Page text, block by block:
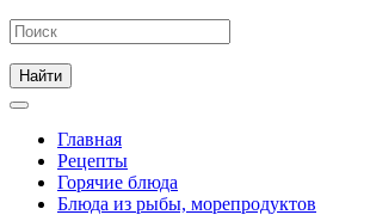
Главная
Рецепты
Горячие блюда
Блюда из рыбы, морепродуктов